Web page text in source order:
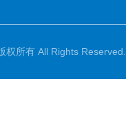
所有 All Rights Reserved.